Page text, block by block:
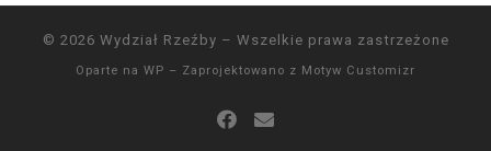
© 2026 Wydział Rzeźby – Wszelkie prawa zastrzeżone
Oparte na WP – Zaprojektowano z Motyw Customizr